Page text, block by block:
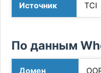
Источник TCI
По данным
Домен